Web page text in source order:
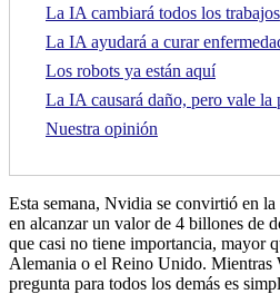
La IA cambiará todos los trabajos
La IA ayudará a curar
Los robots ya están aquí
La IA causará daño, pero vale la
Nuestra opinión
Esta semana, Nvidia se convirtió en
en alcanzar un valor de 4 billones de
que casi no tiene importancia, mayor
Alemania o el Reino Unido. Mientras
pregunta para todos los demás es